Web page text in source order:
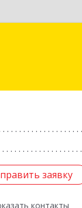
заявку
контакты
обл,
заявку
Назад